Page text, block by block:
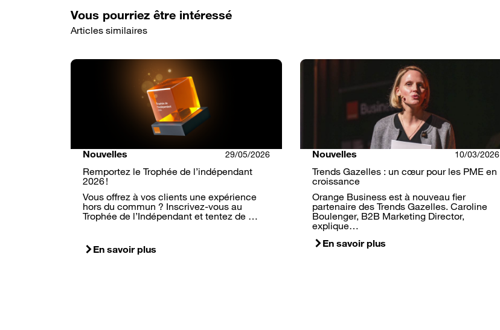
Vous pourriez être intéressé
Articles similaires
Nouvelles 29/05/2026
Remportez le Trophée de l’indépendant
2026 !
Vous offrez à vos clients une expérience
hors du commun ? Inscrivez-vous au
Trophée de l’Indépendant et tentez de …
En savoir plus
Nouvelles 10/03/2026
Trends Gazelles : un cœur pour les PME en
croissance
Orange Business est à nouveau fier
partenaire des Trends Gazelles. Caroline
Boulenger, B2B Marketing Director,
explique…
En savoir plus